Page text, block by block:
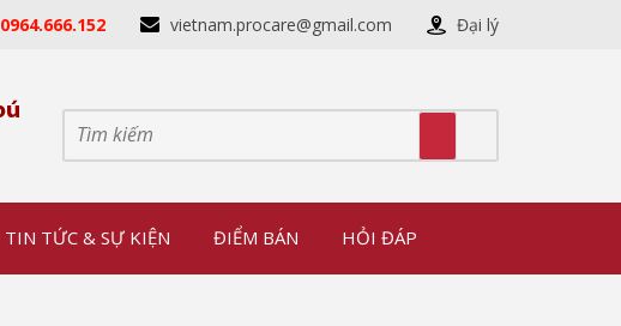
0964.666.152 vietnam.procare@gmail.com Đại lý
TIN TỨC & SỰ KIỆN ĐIỂM BÁN HỎI ĐÁP